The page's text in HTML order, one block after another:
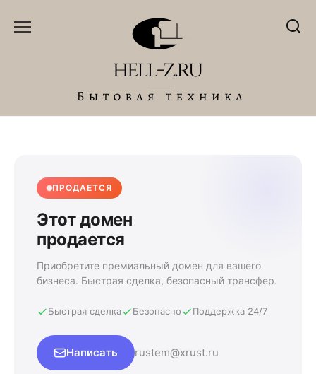
ПРОДАЕТСЯ
Этот домен
продается
Приобретите премиальный домен для вашего
бизнеса. Быстрая сделка, безопасный трансфер.
Быстрая сделка Безопасно Поддержка 24/7
Написать rustem@xrust.ru